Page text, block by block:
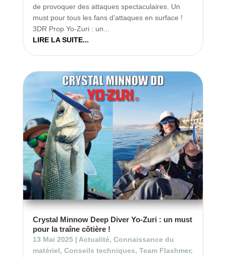
de provoquer des attaques spectaculaires. Un
must pour tous les fans d’attaques en surface !
3DR Prop Yo-Zuri : un...
LIRE LA SUITE...
Crystal Minnow Deep Diver Yo-Zuri : un must
pour la traîne côtière !
13 Mai 2025| Actualité, Connaissance du
matériel, Conseils techniques, Team Flashmer,